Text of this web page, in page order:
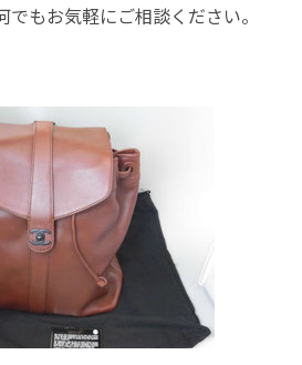
もお気軽にご相談ください。